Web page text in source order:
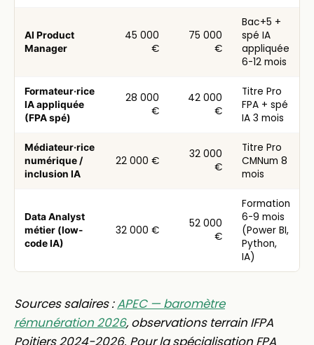
AI Product
Manager
45 000
€
75 000
€
Bac+5 +
spé IA
appliquée
6-12 mois
Formateur·rice
IA appliquée
(FPA spé)
28 000
€
42 000
€
Titre Pro
FPA + spé
IA 3 mois
Médiateur·rice
numérique /
inclusion IA
22 000 €
32 000
€
Titre Pro
CMNum 8
mois
Data Analyst
métier (low-
code IA)
32 000 €
52 000
€
Formation
6-9 mois
(Power BI,
Python,
IA)
Sources salaires :APEC — baromètre
rémunération 2026, observations terrain IFPA
Poitiers 2024-2026. Pour la spécialisation FPA